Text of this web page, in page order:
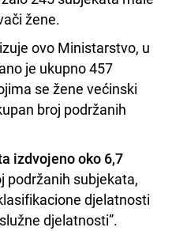
žene.
ovo Ministarstvo, u
je ukupno 457
se žene većinski
broj podržanih
izdvojeno oko 6,7
podržanih subjekata,
djelatnosti
djelatnosti”.